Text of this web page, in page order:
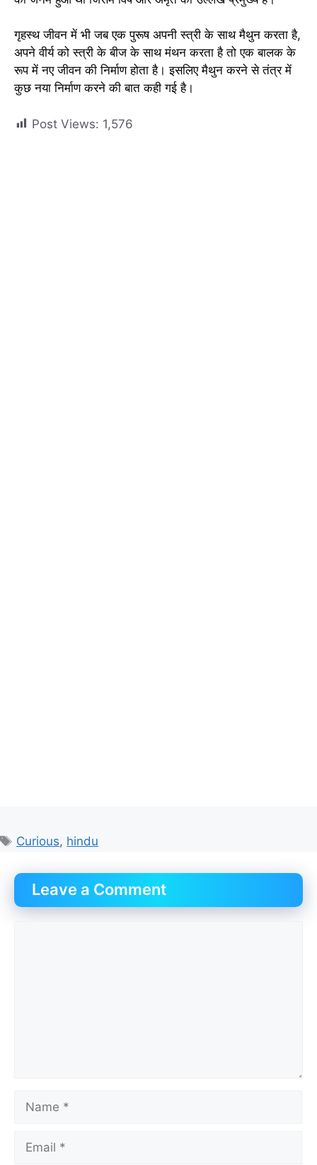
गृहस्थ जीवन में भी जब एक पुरूष अपनी स्त्री के साथ मैथुन करता है,
अपने वीर्य को स्त्री के बीज के साथ मंथन करता है तो एक बालक के
रूप में नए जीवन की निर्माण होता है। इसलिए मैथुन करने से तंत्र में
कुछ नया निर्माण करने की बात कही गई है।
Post Views: 1,576
Tags
Curious, hindu
Leave a Comment